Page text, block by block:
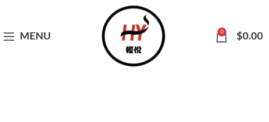
MENU 0 $0.00